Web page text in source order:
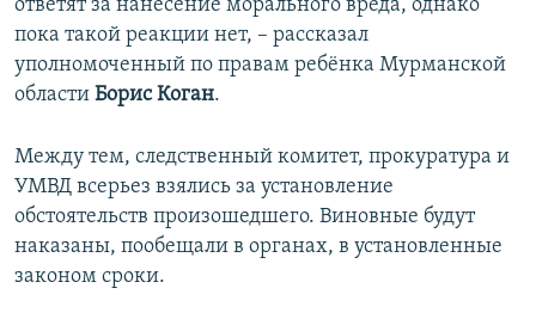
ответят за нанесение морального вреда, однако
пока такой реакции нет, – рассказал
уполномоченный по правам ребёнка Мурманской
области Борис Коган.
Между тем, следственный комитет, прокуратура и
УМВД всерьез взялись за установление
обстоятельств произошедшего. Виновные будут
наказаны, пообещали в органах, в установленные
законом сроки.